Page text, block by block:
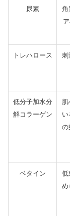
尿素
角
トレハロース
刺
低分子加水分
解コラーゲン
の
ベタイン
低
め